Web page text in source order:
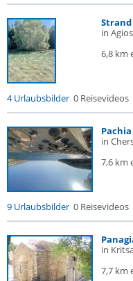
in
6,8 km
4 Urlaubsbilder 0 Reisevideos
in
7,6 km
9 Urlaubsbilder 0 Reisevideos
in
7,7 km